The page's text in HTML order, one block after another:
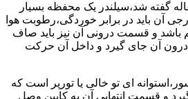
گفته شد،سیلندر یک محفظه بسیار
باید در برابر خوردگی،رطوبت هوا
باشد و قسمت درونی آن نیز باید صاف
آن جای گیرد و داخل آن حرکت
ای تو خالی یا تورپر است که
و قسمت انتهایی آن به کابین وصل